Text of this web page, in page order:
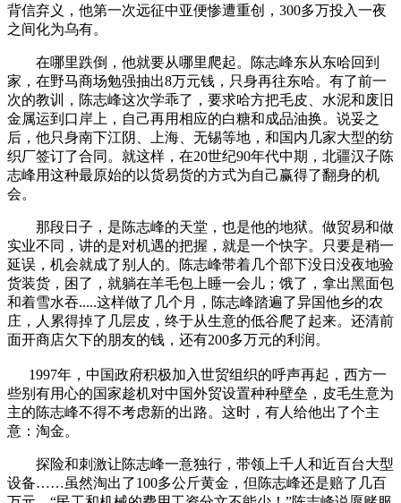
背信弃义，他第一次远征中亚便惨遭重创，300多万投入一夜
之间化为乌有。
在哪里跌倒，他就要从哪里爬起。陈志峰东从东哈回到
家，在野马商场勉强抽出8万元钱，只身再往东哈。有了前一
次的教训，陈志峰这次学乖了，要求哈方把毛皮、水泥和废旧
金属运到口岸上，自己再用相应的白糖和成品油换。说妥之
后，他只身南下江阴、上海、无锡等地，和国内几家大型的纺
织厂签订了合同。就这样，在20世纪90年代中期，北疆汉子陈
志峰用这种最原始的以货易货的方式为自己赢得了翻身的机
会。
那段日子，是陈志峰的天堂，也是他的地狱。做贸易和做
实业不同，讲的是对机遇的把握，就是一个快字。只要是稍一
延误，机会就成了别人的。陈志峰带着几个部下没日没夜地验
货装货，困了，就躺在羊毛包上睡一会儿；饿了，拿出黑面包
和着雪水吞.....这样做了几个月，陈志峰踏遍了异国他乡的农
庄，人累得掉了几层皮，终于从生意的低谷爬了起来。还清前
面开商店欠下的朋友的钱，还有200多万元的利润。
1997年，中国政府积极加入世贸组织的呼声再起，西方一
些别有用心的国家趁机对中国外贸设置种种壁垒，皮毛生意为
主的陈志峰不得不考虑新的出路。这时，有人给他出了个主
意：淘金。
探险和刺激让陈志峰一意独行，带领上千人和近百台大型
设备……虽然淘出了100多公斤黄金，但陈志峰还是赔了几百